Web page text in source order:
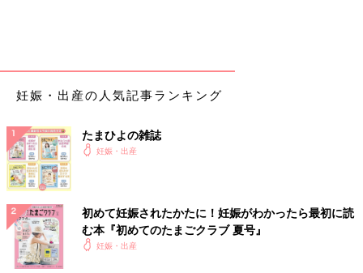
妊娠・出産の人気記事ランキング
たまひよの雑誌
妊娠・出産
初めて妊娠されたかたに！妊娠がわかったら最初に読
む本『初めてのたまごクラブ 夏号』
妊娠・出産